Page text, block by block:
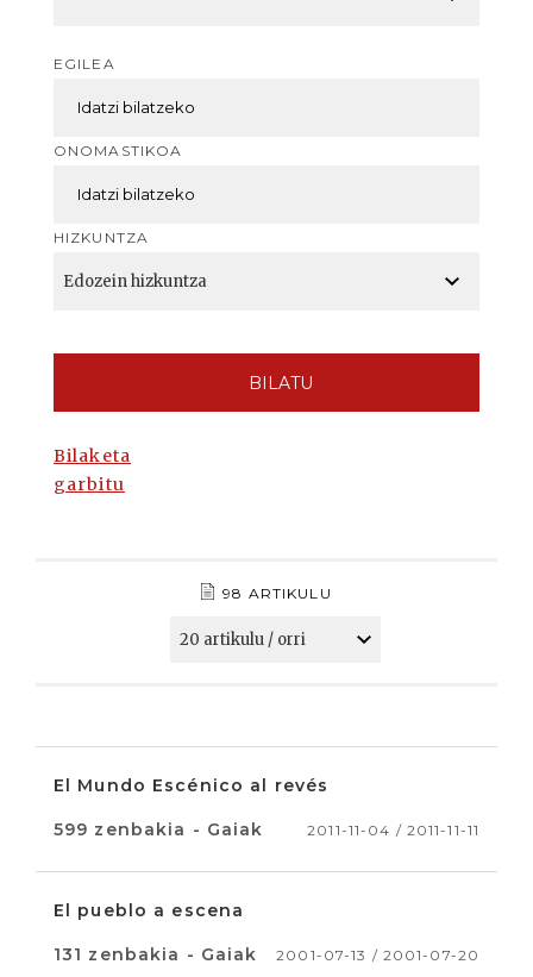
EGILEA
ONOMASTIKOA
HIZKUNTZA
BILATU
Bilaketa
garbitu
98 ARTIKULU
El Mundo Escénico al revés
599 zenbakia - Gaiak 2011-11-04 / 2011-11-11
El pueblo a escena
131 zenbakia - Gaiak 2001-07-13 / 2001-07-20